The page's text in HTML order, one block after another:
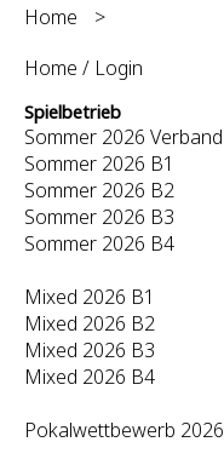
Home
>
Home / Login
Spielbetrieb
Sommer 2026 Verband
Sommer 2026 B1
Sommer 2026 B2
Sommer 2026 B3
Sommer 2026 B4
Mixed 2026 B1
Mixed 2026 B2
Mixed 2026 B3
Mixed 2026 B4
Pokalwettbewerb 2026